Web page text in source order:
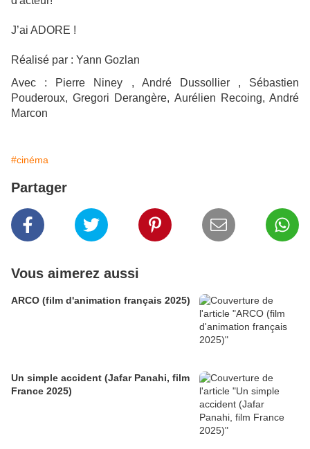
J’ai ADORE !
Réalisé par : Yann Gozlan
Avec : Pierre Niney , André Dussollier , Sébastien
Pouderoux, Gregori Derangère, Aurélien Recoing, André
Marcon
#cinéma
Partager
Vous aimerez aussi
ARCO (film d'animation français 2025)
Un simple accident (Jafar Panahi, film
France 2025)